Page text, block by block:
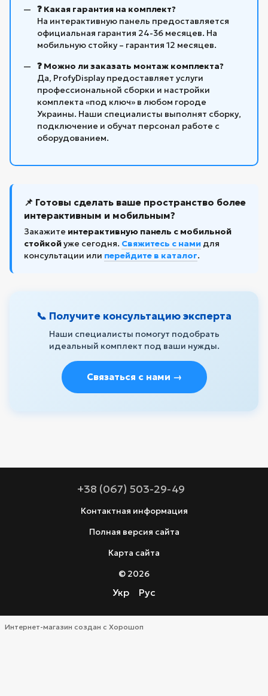
❓ Какая гарантия на комплект?
На интерактивную панель предоставляется
официальная гарантия 24-36 месяцев. На
мобильную стойку – гарантия 12 месяцев.
❓ Можно ли заказать монтаж комплекта?
Да, ProfyDisplay предоставляет услуги
профессиональной сборки и настройки
комплекта «под ключ» в любом городе
Украины. Наши специалисты выполнят сборку,
подключение и обучат персонал работе с
оборудованием.
📌 Готовы сделать ваше пространство более
интерактивным и мобильным?
Закажите интерактивную панель с мобильной
стойкойуже сегодня. Свяжитесь с нами для
консультации или перейдите в каталог.
📞 Получите консультацию эксперта
Наши специалисты помогут подобрать
идеальный комплект под ваши нужды.
Связаться с нами →
+38 (067) 503-29-49
Контактная информация
Полная версия сайта
Карта сайта
© 2026
Укр Рус
Интернет-магазин создан с Хорошоп